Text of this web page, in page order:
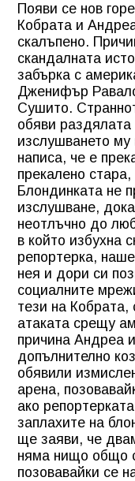
Появи се нов
Кобрата и
скалъпено.
скандалната
забърка с
Дженифър
Сушито.
обяви
изслушването
написа, че е
прекалено
Блондинката не
изслушване,
неотлъчно до
в който избухна
репортерка,
нея и дори си
социалните
тези на
атаката срещу
причина Андреа
допълнително
обявили
арена,
ако
заплахите на
ще заяви, че
няма нищо общо
позовавайки се